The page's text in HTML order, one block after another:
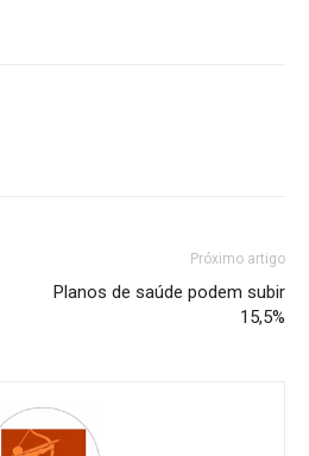
Próximo artigo
Planos de saúde podem subir
15,5%